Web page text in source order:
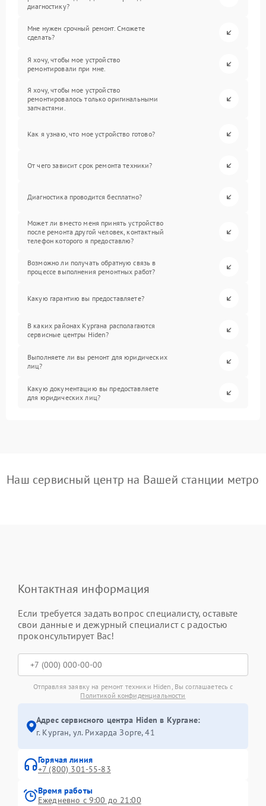
диагностику?
Мне нужен срочный ремонт. Сможете
сделать?
Я хочу, чтобы мое устройство
ремонтировали при мне.
Я хочу, чтобы мое устройство
ремонтировалось только оригинальными
запчастями.
Как я узнаю, что мое устройство готово?
От чего зависит срок ремонта техники?
Диагностика проводится бесплатно?
Может ли вместо меня принять устройство
после ремонта другой человек, контактный
телефон которого я предоставлю?
Возможно ли получать обратную связь в
процессе выполнения ремонтных работ?
Какую гарантию вы предоставляете?
В каких районах Кургана располагаются
сервисные центры Hiden?
Выполняете ли вы ремонт для юридических
лиц?
Какую документацию вы предоставляете
для юридических лиц?
Наш сервисный центр на Вашей станции метро
Контактная информация
Если требуется задать вопрос специалисту, оставьте
свои данные и дежурный специалист с радостью
проконсультирует Вас!
Отправляя заявку на ремонт техники Hiden, Вы соглашаетесь с
Политикой конфиденциальности
Адрес сервисного центра Hiden в Кургане:
г. Курган, ул. Рихарда Зорге, 41
Горячая линия
+7 (800) 301-55-83
Время работы
Ежедневно с 9:00 до 21:00